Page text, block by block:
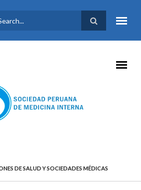
DE
DE SALUD Y SOCIEDADES MÉDICAS